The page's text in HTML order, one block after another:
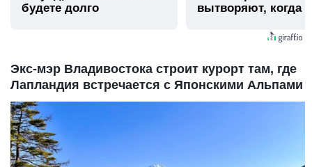
будете долго
вытворяют, когда
Экс-мэр Владивостока строит курорт там, где
Лапландия встречается с Японскими Альпами